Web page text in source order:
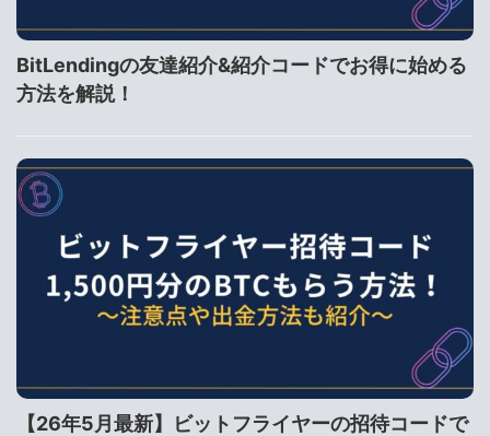
BitLendingの友達紹介&紹介コードでお得に始める
方法を解説！
【26年5月最新】ビットフライヤーの招待コードで